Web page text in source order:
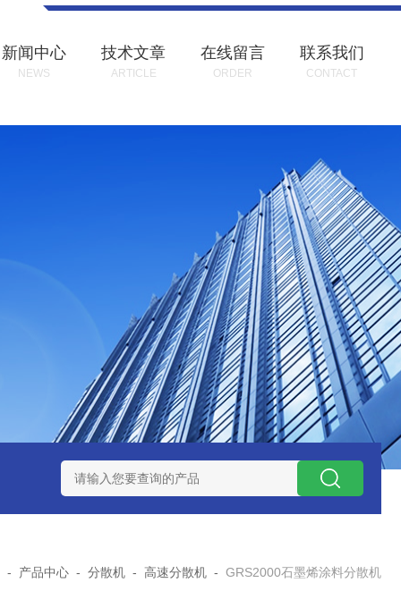
新闻中心
NEWS
技术文章
ARTICLE
在线留言
ORDER
联系我们
CONTACT
1200碳包覆回转炉 LNHZ-1200可倾斜式回转炉
- 产品中心 - 分散机 - 高速分散机 - GRS2000石墨烯涂料分散机